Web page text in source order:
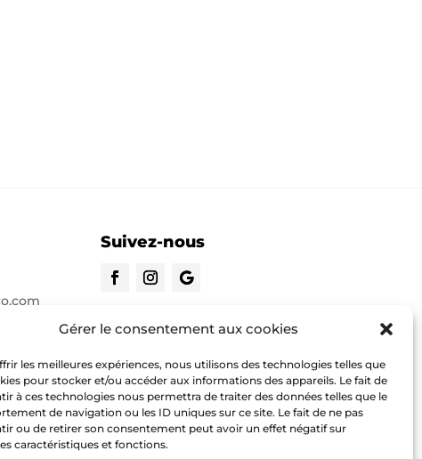
Gérer le consentement aux cookies
les meilleures expériences, nous utilisons des technologies telles que
pour stocker et/ou accéder aux informations des appareils. Le fait de
à ces technologies nous permettra de traiter des données telles que le
de navigation ou les ID uniques sur ce site. Le fait de ne pas
ou de retirer son consentement peut avoir un effet négatif sur
caractéristiques et fonctions.
Suivez-nous
CONTACTEZ-NOUS